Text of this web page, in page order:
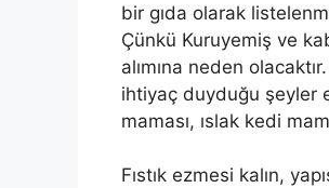
bir gıda olarak
Çünkü Kuruyemiş ve
alımına neden
ihtiyaç duyduğu şeyler
maması, ıslak kedi
Fıstık ezmesi kalın,